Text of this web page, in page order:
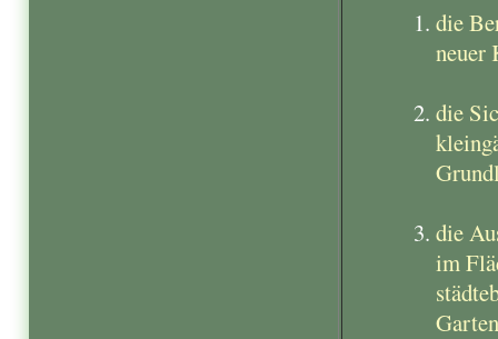
die
neuer
die
die
im